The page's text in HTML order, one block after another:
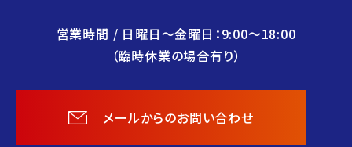
営業時間 / 日曜日〜金曜日：9:00〜18:00
（臨時休業の場合有り）
メールからのお問い合わせ